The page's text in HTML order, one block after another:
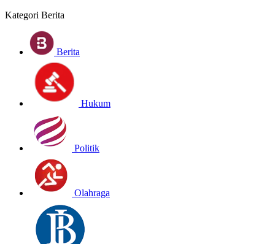
Kategori Berita
Berita
Hukum
Politik
Olahraga